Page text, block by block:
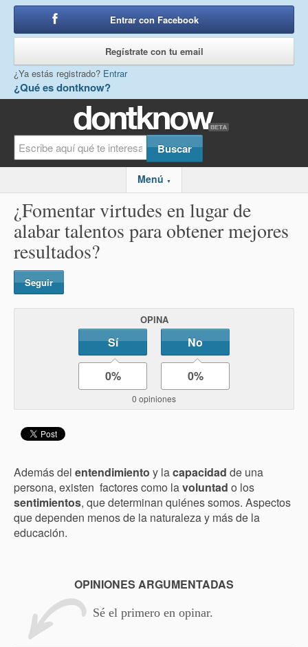
¿Qué es dontknow?
Entrar con Facebook
Regístrate con tu email
¿Ya estás registrado? Entrar
Menú ▼
¿Fomentar virtudes en lugar de
alabar talentos para obtener mejores
resultados?
Seguir
OPINA
Sí No
0% 0%
0 opiniones
Además del entendimiento y lacapacidad de una
persona, existen factores como lavoluntad o los
sentimientos, que determinan quiénes somos. Aspectos
que dependen menos de la naturaleza y más de la
educación.
OPINIONES ARGUMENTADAS
Sé el primero en opinar.